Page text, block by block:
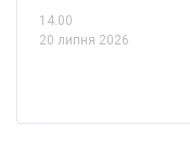
14.00
20 липня 2026